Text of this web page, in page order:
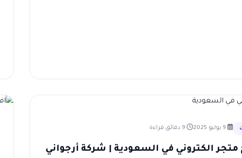
الكتروني في السعودية​ | شركة أرجواني